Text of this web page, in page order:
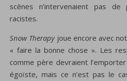
scènes n’intervenaient pas
racistes.
Snow Therapyjoue encore avec
« faire la bonne chose ». Les
comme père devraient
égoïste, mais ce n’est pas le